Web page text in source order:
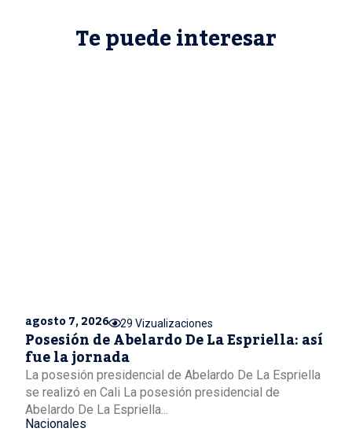
Te puede interesar
agosto 7, 2026 29 Vizualizaciones
Posesión de Abelardo De La Espriella: así
fue la jornada
La posesión presidencial de Abelardo De La Espriella
se realizó en Cali La posesión presidencial de
Abelardo De La Espriella...
Nacionales